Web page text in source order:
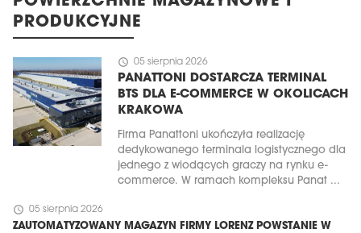
PRODUKCYJNE
schedule 05 sierpnia 2026
PANATTONI DOSTARCZA TERMINAL
BTS DLA E-COMMERCE W OKOLICACH
KRAKOWA
Firma Panattoni ukończyła realizację
dedykowanego terminala logistycznego dla
jednego z wiodących graczy na rynku e-
commerce. W ramach kompleksu Panat ...
schedule 05 sierpnia 2026
ZAUTOMATYZOWANY MAGAZYN FIRMY LORENZ POWSTANIE W